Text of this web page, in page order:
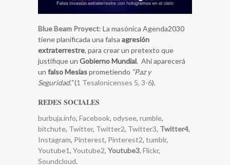
Blue Beam Proyect: La masónica Agenda2030
tiene planificada una falsa agresión
extraterrestre, para crear un pretexto que
justifique un Gobierno Mundial. Ahí aparecerá
un falso Mesíasprometiendo “Paz y
Seguridad.”(1 Tesalonicenses 5, 3-6).
REDES SOCIALES
burbuja.info, Facebook, odysee, rumble,
bitchute, Twitter, Twitter2, Twitter3, Twitter4,
Instagram, Pinterest, Pinterest2, tumblr,
Youtube1, Youtube2, Youtube3, Flickr,
Soundcloud.